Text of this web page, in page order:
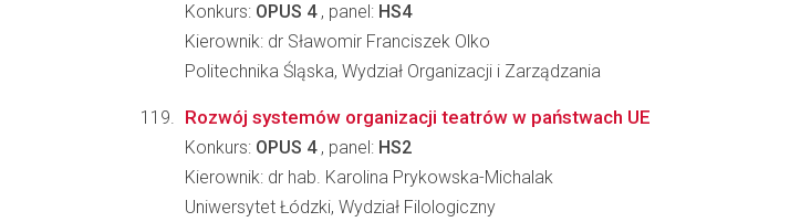
Konkurs: OPUS 4, panel: HS4
Kierownik: dr Sławomir Franciszek Olko
Politechnika Śląska, Wydział Organizacji i Zarządzania
Rozwój systemów organizacji teatrów w państwach UE
Konkurs: OPUS 4, panel: HS2
Kierownik: dr hab. Karolina Prykowska-Michalak
Uniwersytet Łódzki, Wydział Filologiczny